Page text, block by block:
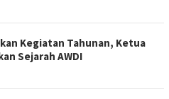
Kegiatan Tahunan, Ketua
Sejarah AWDI